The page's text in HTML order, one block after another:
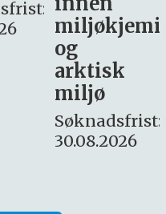
– fast
Søknadsfrist:
16. august.